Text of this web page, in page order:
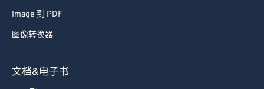
Image 到 PDF
图像转换器
文档&电子书